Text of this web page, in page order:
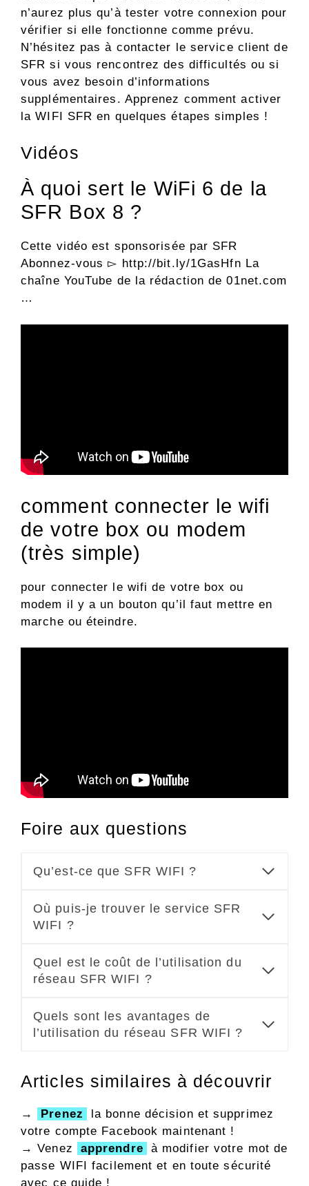
n’aurez plus qu’à tester votre connexion pour
vérifier si elle fonctionne comme prévu.
N’hésitez pas à contacter le service client de
SFR si vous rencontrez des difficultés ou si
vous avez besoin d’informations
supplémentaires. Apprenez comment activer
la WIFI SFR en quelques étapes simples !
Vidéos
À quoi sert le WiFi 6 de la
SFR Box 8 ?
Cette vidéo est sponsorisée par SFR
Abonnez-vous ▻ http://bit.ly/1GasHfn La
chaîne YouTube de la rédaction de 01net.com
…
comment connecter le wifi
de votre box ou modem
(très simple)
pour connecter le wifi de votre box ou
modem il y a un bouton qu’il faut mettre en
marche ou éteindre.
Foire aux questions
Qu’est-ce que SFR WIFI ?
Où puis-je trouver le service SFR
WIFI ?
Quel est le coût de l’utilisation du
réseau SFR WIFI ?
Quels sont les avantages de
l’utilisation du réseau SFR WIFI ?
Articles similaires à découvrir
→ Prenez
la bonne décision et supprimez
votre compte Facebook maintenant !
→ Venez
apprendre
à modifier votre mot de
passe WIFI facilement et en toute sécurité
avec ce guide !